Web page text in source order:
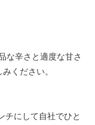
な辛さと適度な甘さ
ください。
チにして自社でひと